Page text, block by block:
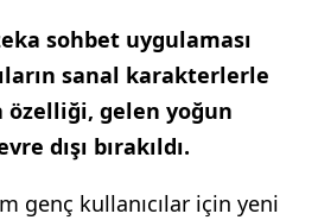
sohbet uygulaması
sanal karakterlerle
gelen yoğun
dışı bırakıldı.
genç kullanıcılar için yeni